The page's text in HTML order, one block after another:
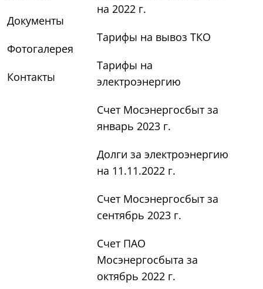
Документы
Фотогалерея
Контакты
на 2022 г.
Тарифы на вывоз ТКО
Тарифы на
электроэнергию
Счет Мосэнергосбыт за
январь 2023 г.
Долги за электроэнергию
на 11.11.2022 г.
Счет Мосэнергосбыт за
сентябрь 2023 г.
Счет ПАО
Мосэнергосбыта за
октябрь 2022 г.